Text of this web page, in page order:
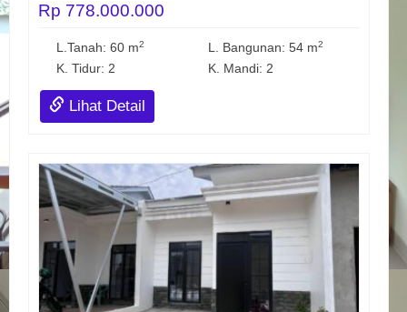
Rp 778.000.000
L.Tanah: 60 m2 L. Bangunan: 54 m2
K. Tidur: 2 K. Mandi: 2
Lihat Detail